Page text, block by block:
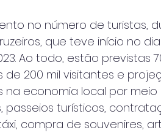
no número de turistas,
que teve início no dia
Ao todo, estão previstas
200 mil visitantes e
na economia local por meio
passeios turísticos,
compra de souvenires,